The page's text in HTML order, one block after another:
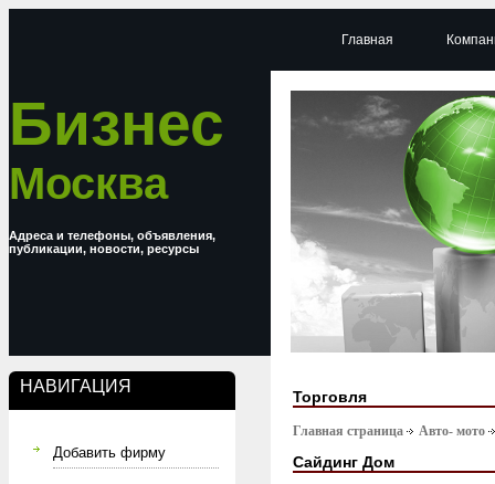
Бизнес
Москва
Адреса и телефоны, объявления,
публикации, новости, ресурсы
НАВИГАЦИЯ
Добавить фирму
Главная
Торговля
Главная страница Авто- мото
Сайдинг Дом